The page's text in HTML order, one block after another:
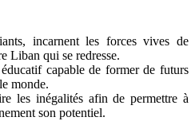
incarnent les forces vives de
Liban qui se redresse.
capable de former de futurs
monde.
les inégalités afin de permettre à
son potentiel.